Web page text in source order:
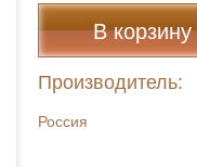
В корзину
Производитель:
Россия